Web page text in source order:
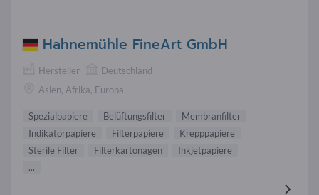
Hahnemühle FineArt GmbH
Hersteller
Deutschland
Asien, Afrika, Europa
Spezialpapiere Belüftungsfilter
Membranfilter
Indikatorpapiere
Filterpapiere
Krepppapiere
Sterile Filter
Filterkartonagen
Inkjetpapiere
...